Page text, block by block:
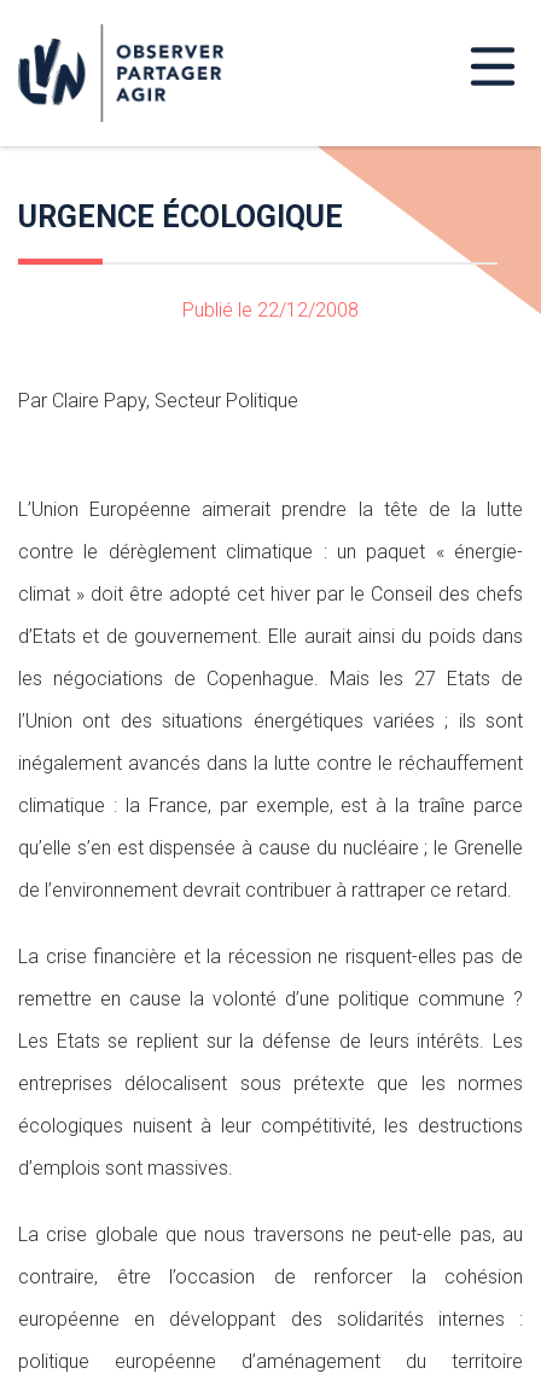
URGENCE ÉCOLOGIQUE
Publié le 22/12/2008
Par Claire Papy, Secteur Politique
L’Union Européenne aimerait prendre la tête de la lutte
contre le dérèglement climatique : un paquet « énergie-
climat » doit être adopté cet hiver par le Conseil des chefs
d’Etats et de gouvernement. Elle aurait ainsi du poids dans
les négociations de Copenhague. Mais les 27 Etats de
l’Union ont des situations énergétiques variées ; ils sont
inégalement avancés dans la lutte contre le réchauffement
climatique : la France, par exemple, est à la traîne parce
qu’elle s’en est dispensée à cause du nucléaire ; le Grenelle
de l’environnement devrait contribuer à rattraper ce retard.
La crise financière et la récession ne risquent-elles pas de
remettre en cause la volonté d’une politique commune ?
Les Etats se replient sur la défense de leurs intérêts. Les
entreprises délocalisent sous prétexte que les normes
écologiques nuisent à leur compétitivité, les destructions
d’emplois sont massives.
La crise globale que nous traversons ne peut-elle pas, au
contraire, être l’occasion de renforcer la cohésion
européenne en développant des solidarités internes :
politique européenne d’aménagement du territoire